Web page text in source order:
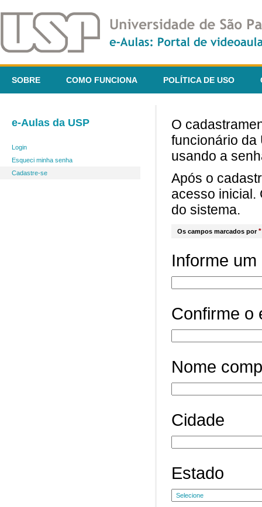
SOBRE COMO FUNCIONA POLÍTICA DE USO
e-Aulas da USP
Login
Esqueci minha senha
Cadastre-se
O
funcionário da
usando a
Após o
acesso inicial.
do sistema.
Os campos marcados por*
Informe
Confirme o
Nome
Cidade
Estado